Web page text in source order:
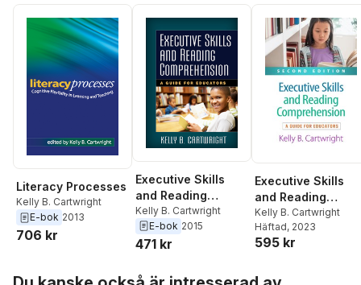
Literacy Processes
Kelly B. Cartwright
E-bok 2013
706 kr
Executive Skills
and Reading
Comprehension
Kelly B. Cartwright
E-bok 2015
471 kr
Executive Skills
and Reading
Comprehension,
Second Edition
Kelly B. Cartwright
Häftad, 2023
595 kr